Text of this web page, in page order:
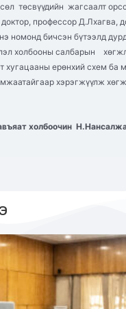
төсвүүдийн жагсаалт
профессор Д.Лхагва,
номонд бичсэн бүтээлд
холбооны салбарын
хугацааны ерөнхий схем ба
хэрэгжүүлж
холбоочин